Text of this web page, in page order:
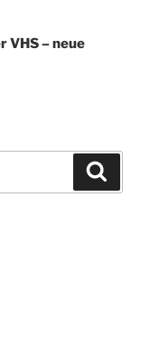
VHS – neue